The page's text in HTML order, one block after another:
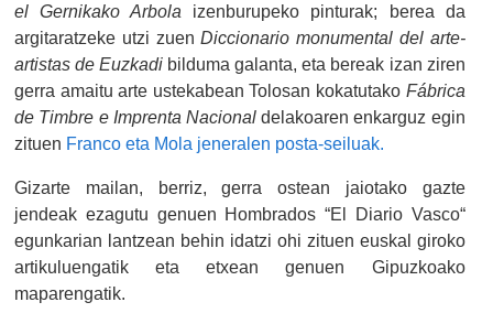
el Gernikako Arbola izenburupeko pinturak;
berea da
argitaratzeke utzi zuenDiccionario monumental del arte-
artistas de Euzkadi bilduma galanta, eta bereak izan ziren
gerra amaitu arte ustekabean Tolosan kokatutako Fábrica
de Timbre e Imprenta Nacionaldelakoaren enkarguz egin
zituen Franco eta Mola jeneralen posta-seiluak.
Gizarte mailan, berriz, gerra ostean jaiotako gazte
jendeak ezagutu genuen Hombrados “El Diario Vasco“
egunkarian lantzean behin idatzi ohi zituen euskal giroko
artikuluengatik eta etxean genuen Gipuzkoako
maparengatik.